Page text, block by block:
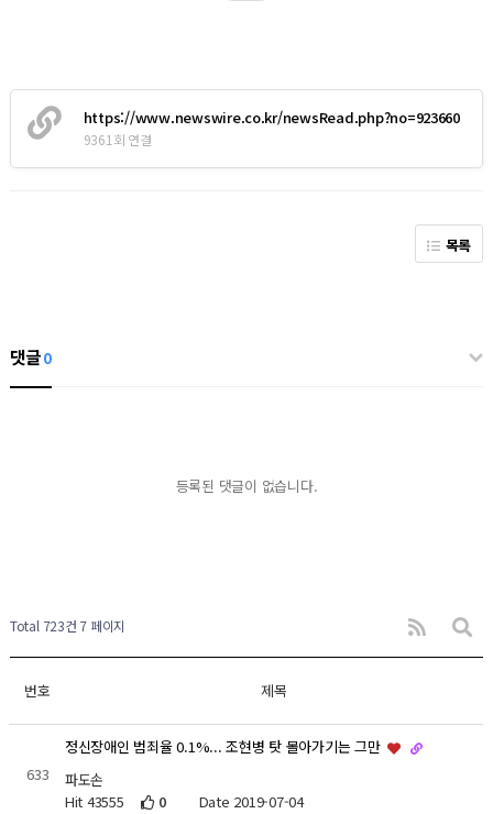
https://www.newswire.co.kr/newsRead.php?no=923660
9361회 연결
목록
댓글0
등록된 댓글이 없습니다.
Total 723건 7 페이지
번호 제목
633
정신장애인 범죄율 0.1%... 조현병 탓 몰아가기는 그만
파도손
Hit 43555
0 Date 2019-07-04